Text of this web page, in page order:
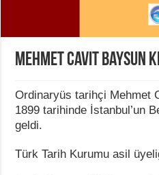
Mehmet Cavit Baysun
Ordinaryüs tarihçi Mehmet
1899 tarihinde İstanbul’un
geldi.
Türk Tarih Kurumu asil